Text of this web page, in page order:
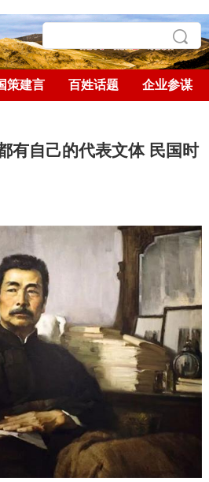
策建言 百姓话题 企业参谋
有自己的代表文体 民国时